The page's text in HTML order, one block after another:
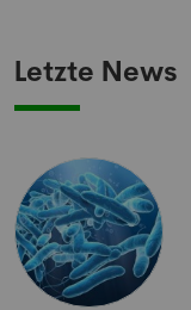
Letzte News